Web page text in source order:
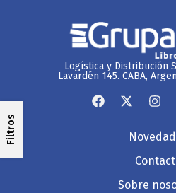
Filtros
Logística y Distribución
Lavardén 145. CABA,
Sobre